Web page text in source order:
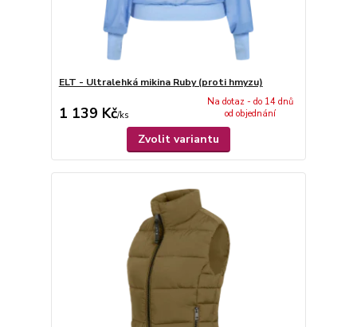
ELT - Ultralehká mikina Ruby (proti hmyzu)
1 139 Kč/ks
Na dotaz - do 14 dnů
od objednání
Zvolit variantu